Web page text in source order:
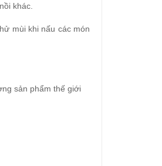
khác.
mùi khi nấu các món
sản phẩm thế giới